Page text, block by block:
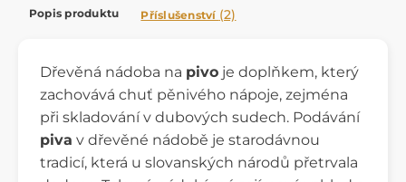
Popis produktu Příslušenství (2)
Dřevěná nádoba na pivo je doplňkem, který
zachovává chuť pěnivého nápoje, zejména
při skladování v dubových sudech. Podávání
piva v dřevěné nádobě je starodávnou
tradicí, která u slovanských národů přetrvala